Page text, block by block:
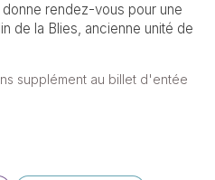
rendez-vous pour une
de la Blies, ancienne unité de
supplément au billet d'entée